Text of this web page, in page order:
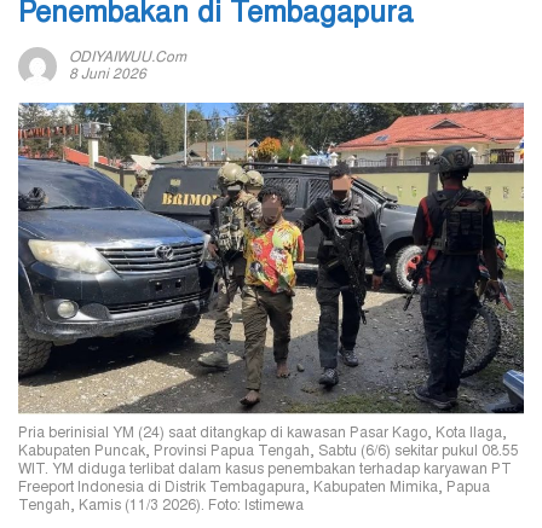
Penembakan di Tembagapura
ODIYAIWUU.com
8 Juni 2026
Pria berinisial YM (24) saat ditangkap di kawasan Pasar Kago, Kota Ilaga,
Kabupaten Puncak, Provinsi Papua Tengah, Sabtu (6/6) sekitar pukul 08.55
WIT. YM diduga terlibat dalam kasus penembakan terhadap karyawan PT
Freeport Indonesia di Distrik Tembagapura, Kabupaten Mimika, Papua
Tengah, Kamis (11/3 2026). Foto: Istimewa